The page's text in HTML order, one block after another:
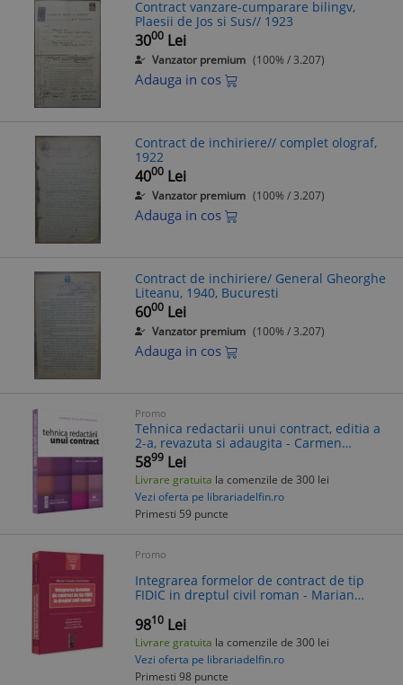
Contract vanzare-cumparare bilingv,
Plaesii de Jos si Sus// 1923
3000 Lei
Vanzator premium (100% / 3.207)
Adauga in cos
Contract de inchiriere// complet olograf,
1922
4000 Lei
Vanzator premium (100% / 3.207)
Adauga in cos
Contract de inchiriere/ General Gheorghe
Liteanu, 1940, Bucuresti
6000 Lei
Vanzator premium (100% / 3.207)
Adauga in cos
Promo
Tehnica redactarii unui contract, editia a
2-a, revazuta si adaugita - Carmen
Nicoleta Barbieru
5899 Lei
Livrare gratuita la comenzile de 300 lei
Vezi oferta pe librariadelfin.ro
Primesti 59 puncte
Promo
Integrarea formelor de contract de tip
FIDIC in dreptul civil roman - Marian
9810 Lei
Livrare gratuita la comenzile de 300 lei
Vezi oferta pe librariadelfin.ro
Primesti 98 puncte